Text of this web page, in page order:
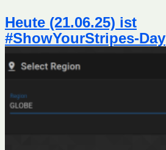
Heute (21.06.25) ist
#ShowYourStripes-Day